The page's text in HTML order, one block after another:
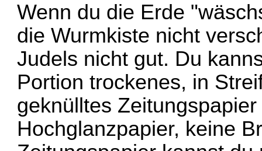
Wenn du die Erde
die Wurmkiste nicht
Judels nicht gut. Du
Portion trockenes, in
geknülltes
Hochglanzpapier, keine